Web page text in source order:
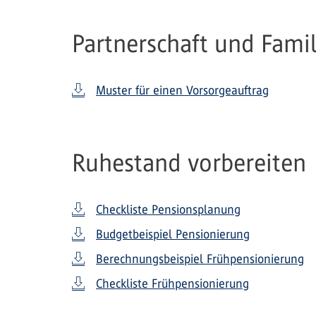
Partnerschaft und
Muster für einen Vorsorgeauftrag
Ruhestand vorbereiten
Checkliste Pensionsplanung
Budgetbeispiel Pensionierung
Berechnungsbeispiel Frühpensionierung
Checkliste Frühpensionierung